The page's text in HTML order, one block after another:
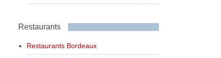
Restaurants
Restaurants Bordeaux